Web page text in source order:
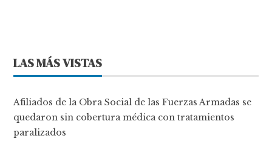
LAS MÁS VISTAS
Afiliados de la Obra Social de las Fuerzas Armadas se
quedaron sin cobertura médica con tratamientos
paralizados